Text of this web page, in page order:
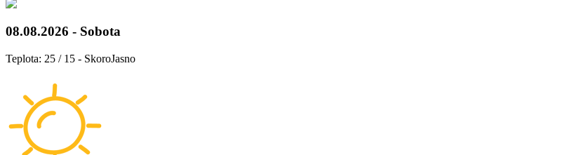
08.08.2026 - Sobota
Teplota: 25 / 15 - SkoroJasno